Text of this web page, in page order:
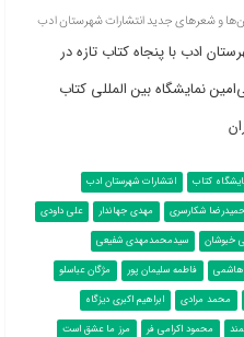
و شعرهای جدید انتشارات شهرستان ادب
ادب با پنجاه کتاب تازه در
نمایشگاه بین المللی کتاب
کتاب
انتشارات شهرستان ادب
حمیدرضا شکارسری مهدی جهاندار
علی داودی
خبوشان
سیدمحمدمهدی شفیعی
هاشمی فاطمه سلیمان پور
مژگان عباسلو
محمد مرادی
ابراهیم اکبری دیزگاه
محمود اکرامی فر
مرز ما عشق است